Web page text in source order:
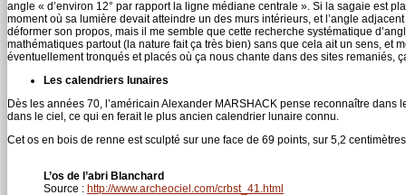
angle « d’environ 12° par rapport la ligne médiane centrale ». Si la sagaie est
moment où sa lumière devait atteindre un des murs intérieurs, et l’angle
déformer son propos, mais il me semble que cette recherche systématique
mathématiques partout (la nature fait ça très bien) sans que cela ait un sens, et
éventuellement tronqués et placés où ça nous chante dans des sites remaniés,
Les calendriers lunaires
Dès les années 70, l’américain Alexander MARSHACK pense reconnaître dans
dans le ciel, ce qui en ferait le plus ancien calendrier lunaire connu.
Cet os en bois de renne est sculpté sur une face de 69 points, sur 5,2
L’os de l’abri Blanchard
Source : http://www.archeociel.com/crbst_41.html